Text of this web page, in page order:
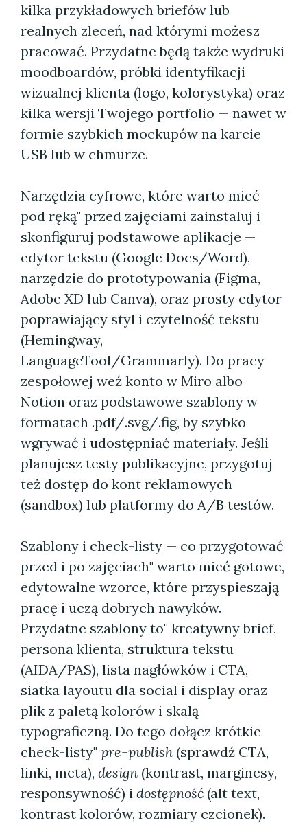
kilka przykładowych briefów lub
realnych zleceń, nad którymi możesz
pracować. Przydatne będą także wydruki
moodboardów, próbki identyfikacji
wizualnej klienta (logo, kolorystyka) oraz
kilka wersji Twojego portfolio — nawet w
formie szybkich mockupów na karcie
USB lub w chmurze.
Narzędzia cyfrowe, które warto mieć
pod ręką" przed zajęciami zainstaluj i
skonfiguruj podstawowe aplikacje —
edytor tekstu (Google Docs/Word),
narzędzie do prototypowania (Figma,
Adobe XD lub Canva), oraz prosty edytor
poprawiający styl i czytelność tekstu
(Hemingway,
LanguageTool/Grammarly). Do pracy
zespołowej weź konto w Miro albo
Notion oraz podstawowe szablony w
formatach .pdf/.svg/.fig, by szybko
wgrywać i udostępniać materiały. Jeśli
planujesz testy publikacyjne, przygotuj
też dostęp do kont reklamowych
(sandbox) lub platformy do A/B testów.
Szablony i check-listy — co przygotować
przed i po zajęciach" warto mieć gotowe,
edytowalne wzorce, które przyspieszają
pracę i uczą dobrych nawyków.
Przydatne szablony to" kreatywny brief,
persona klienta, struktura tekstu
(AIDA/PAS), lista nagłówków i CTA,
siatka layoutu dla social i display oraz
plik z paletą kolorów i skalą
typograficzną. Do tego dołącz krótkie
check-listy" pre-publish (sprawdź CTA,
linki, meta), design (kontrast, marginesy,
responsywność) i dostępność (alt text,
kontrast kolorów, rozmiary czcionek).